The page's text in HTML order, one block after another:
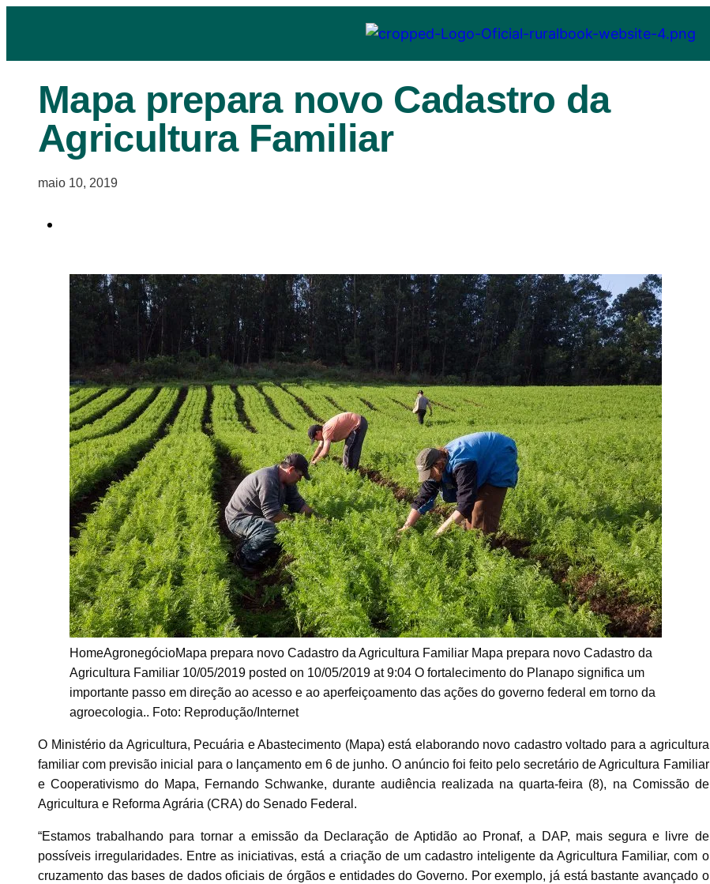
Mapa prepara novo Cadastro da
Agricultura Familiar
maio 10, 2019
HomeAgronegócioMapa prepara novo Cadastro da Agricultura Familiar Mapa prepara novo Cadastro da
Agricultura Familiar 10/05/2019 posted on 10/05/2019 at 9:04 O fortalecimento do Planapo significa um
importante passo em direção ao acesso e ao aperfeiçoamento das ações do governo federal em torno da
agroecologia.. Foto: Reprodução/Internet
O Ministério da Agricultura, Pecuária e Abastecimento (Mapa) está elaborando novo cadastro voltado para a agricultura
familiar com previsão inicial para o lançamento em 6 de junho. O anúncio foi feito pelo secretário de Agricultura Familiar
e Cooperativismo do Mapa, Fernando Schwanke, durante audiência realizada na quarta-feira (8), na Comissão de
Agricultura e Reforma Agrária (CRA) do Senado Federal.
“Estamos trabalhando para tornar a emissão da Declaração de Aptidão ao Pronaf, a DAP, mais segura e livre de
possíveis irregularidades. Entre as iniciativas, está a criação de um cadastro inteligente da Agricultura Familiar, com o
cruzamento das bases de dados oficiais de órgãos e entidades do Governo. Por exemplo, já está bastante avançado o